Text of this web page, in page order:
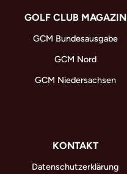
GOLF CLUB MAGAZIN
GCM Bundesausgabe
GCM Nord
GCM Niedersachsen
KONTAKT
Datenschutzerklärung